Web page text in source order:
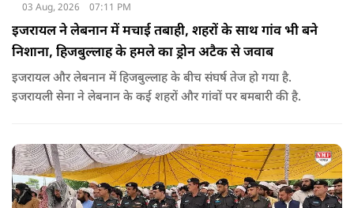
03 Aug, 2026 07:11 PM
इजरायल ने लेबनान में मचाई तबाही, शहरों के साथ गांव भी बने
निशाना, हिजबुल्लाह के हमले का ड्रोन अटैक से जवाब
इजरायल और लेबनान में हिजबुल्लाह के बीच संघर्ष तेज हो गया है.
इजरायली सेना ने लेबनान के कई शहरों और गांवों पर बमबारी की है.